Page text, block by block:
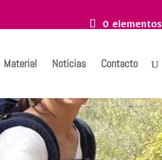
0 elementos
Material Noticias Contacto